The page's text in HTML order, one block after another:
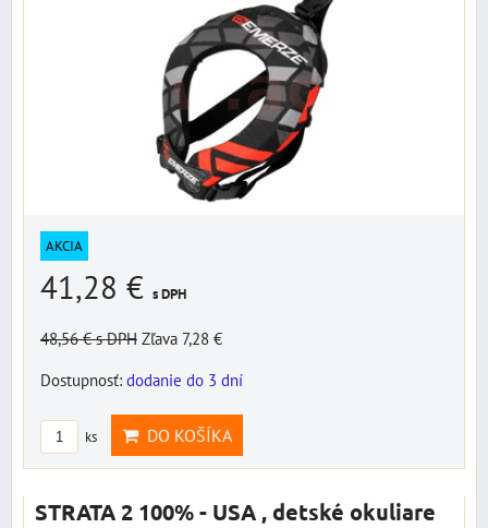
AKCIA
41,28 € s DPH
48,56 €s DPH Zľava 7,28 €
Dostupnosť: dodanie do 3 dní
ks DO KOŠÍKA
STRATA 2 100% - USA , detské okuliare